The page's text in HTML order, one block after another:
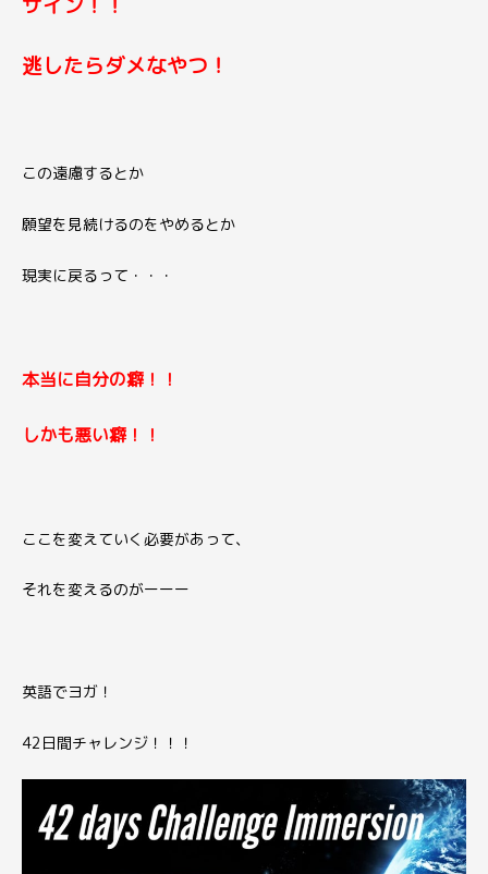
逃したらダメなやつ！
この遠慮するとか
願望を見続けるのをやめるとか
現実に戻るって・・・
本当に自分の癖！！
しかも悪い癖！！
ここを変えていく必要があって、
それを変えるのがーーー
英語でヨガ！
42日間チャレンジ！！！